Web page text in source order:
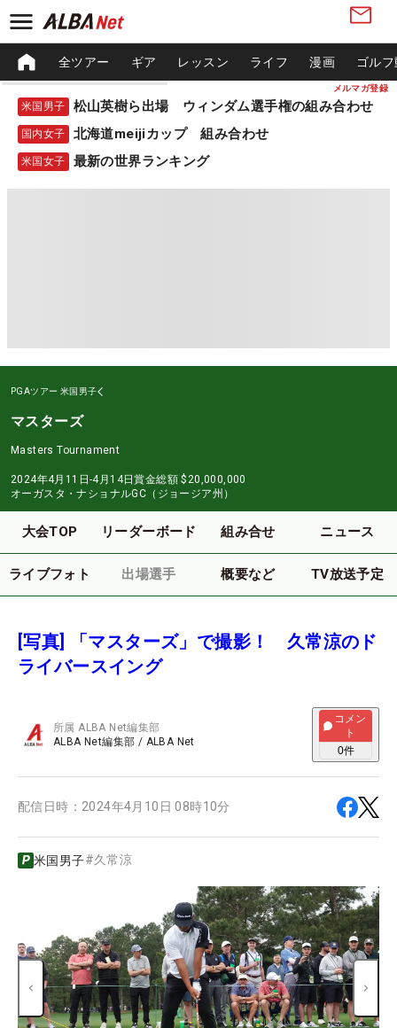
メルマガ登録
全ツアー ギア レッスン ライフ 漫画 ゴル
米国男子 松山英樹ら出場 ウィンダム選手権の組み合わせ
国内女子 北海道meijiカップ 組み合わせ
米国女子 最新の世界ランキング
PGAツアー 米国男子
マスターズ
Masters Tournament
2024年4月11日-4月14日賞金総額 $20,000,000
オーガスタ・ナショナルGC（ジョージア州）
大会TOP リーダーボード 組み合せ ニュース
ライブフォト 出場選手 概要など TV放送予定
[写真] 「マスターズ」で撮影！ 久常涼のド
ライバースイング
所属ALBA Net編集部
ALBA Net編集部 / ALBA Net
コメン
ト
0件
配信日時： 2024年4月10日 08時10分
米国男子#久常涼